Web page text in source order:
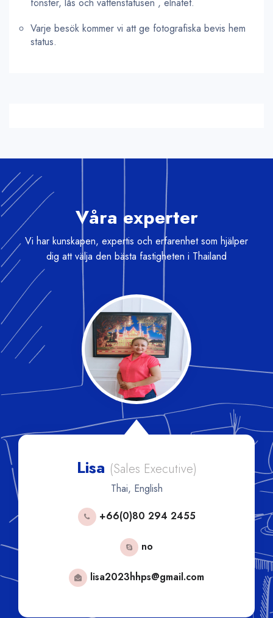
Varje besök kommer vi att ge fotografiska bevis hem
status.
Våra experter
Vi har kunskapen, expertis och erfarenhet som hjälper
dig att välja den bästa fastigheten i Thailand
Lisa (Sales Executive)
Thai, English
+66(0)80 294 2455
no
lisa2023hhps@gmail.com